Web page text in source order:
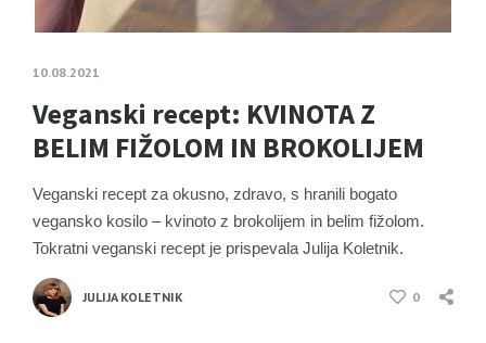
10.08.2021
Veganski recept: KVINOTA Z
BELIM FIŽOLOM IN BROKOLIJEM
Veganski recept za okusno, zdravo, s hranili bogato
vegansko kosilo – kvinoto z brokolijem in belim fižolom.
Tokratni veganski recept je prispevala Julija Koletnik.
JULIJA KOLETNIK 0